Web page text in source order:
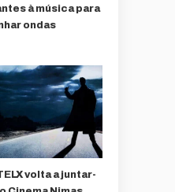
à música para
ondas
volta a juntar-